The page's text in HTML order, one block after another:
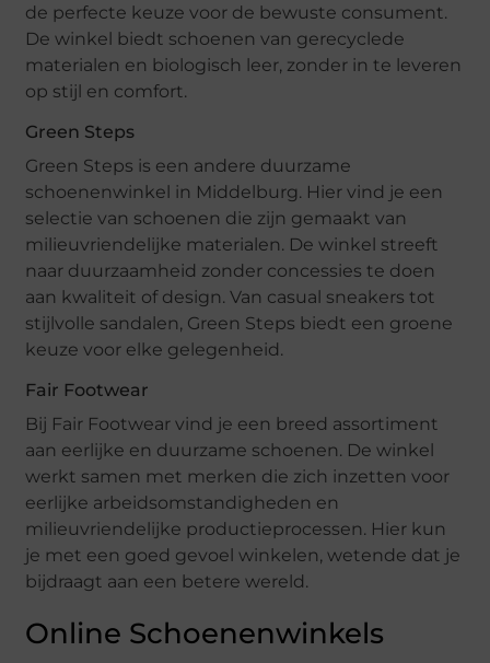
de perfecte keuze voor de bewuste consument.
De winkel biedt schoenen van gerecyclede
materialen en biologisch leer, zonder in te leveren
op stijl en comfort.
Green Steps
Green Steps is een andere duurzame
schoenenwinkel in Middelburg. Hier vind je een
selectie van schoenen die zijn gemaakt van
milieuvriendelijke materialen. De winkel streeft
naar duurzaamheid zonder concessies te doen
aan kwaliteit of design. Van casual sneakers tot
stijlvolle sandalen, Green Steps biedt een groene
keuze voor elke gelegenheid.
Fair Footwear
Bij Fair Footwear vind je een breed assortiment
aan eerlijke en duurzame schoenen. De winkel
werkt samen met merken die zich inzetten voor
eerlijke arbeidsomstandigheden en
milieuvriendelijke productieprocessen. Hier kun
je met een goed gevoel winkelen, wetende dat je
bijdraagt aan een betere wereld.
Online Schoenenwinkels